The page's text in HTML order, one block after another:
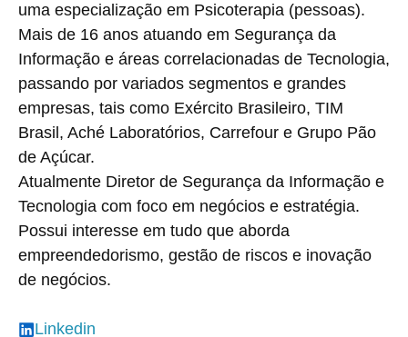
uma especialização em Psicoterapia (pessoas).
Mais de 16 anos atuando em Segurança da
Informação e áreas correlacionadas de Tecnologia,
passando por variados segmentos e grandes
empresas, tais como Exército Brasileiro, TIM
Brasil, Aché Laboratórios, Carrefour e Grupo Pão
de Açúcar.
Atualmente Diretor de Segurança da Informação e
Tecnologia com foco em negócios e estratégia.
Possui interesse em tudo que aborda
empreendedorismo, gestão de riscos e inovação
de negócios.
Linkedin